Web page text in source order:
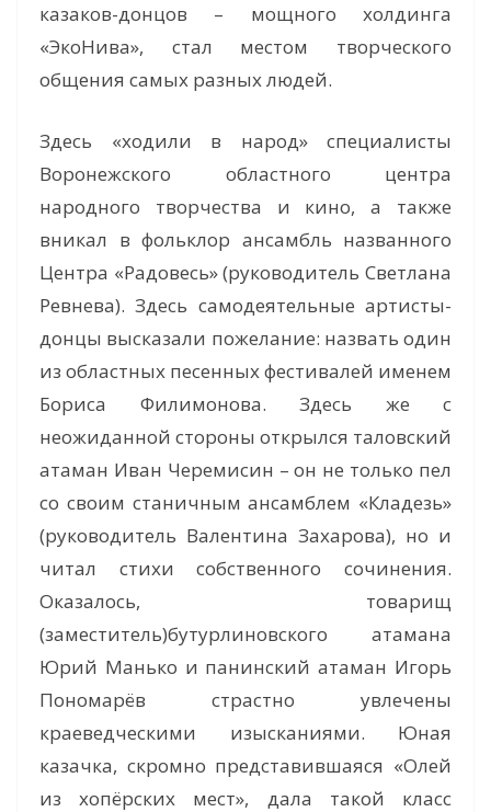
казаков-донцов – мощного холдинга
«ЭкоНива», стал местом творческого
общения самых разных людей.
Здесь «ходили в народ» специалисты
Воронежского областного центра
народного творчества и кино, а также
вникал в фольклор ансамбль названного
Центра «Радовесь» (руководитель Светлана
Ревнева). Здесь самодеятельные артисты-
донцы высказали пожелание: назвать один
из областных песенных фестивалей именем
Бориса Филимонова. Здесь же с
неожиданной стороны открылся таловский
атаман Иван Черемисин – он не только пел
со своим станичным ансамблем «Кладезь»
(руководитель Валентина Захарова), но и
читал стихи собственного сочинения.
Оказалось, товарищ
(заместитель)бутурлиновского атамана
Юрий Манько и панинский атаман Игорь
Пономарёв страстно увлечены
краеведческими изысканиями. Юная
казачка, скромно представившаяся «Олей
из хопёрских мест», дала такой класс